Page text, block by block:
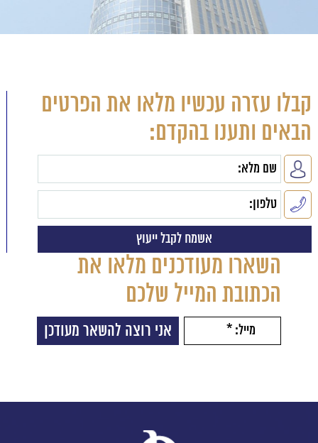
קבלו עזרה עכשיו מלאו את הפרטים
הבאים ותענו בהקדם:
השארו מעודכנים מלאו את
הכתובת המייל שלכם